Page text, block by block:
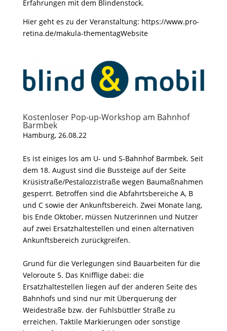
Erfahrungen mit dem Blindenstock.
Hier geht es zu der Veranstaltung: https://www.pro-
retina.de/makula-thementagWebsite
Kostenloser Pop-up-Workshop am Bahnhof
Barmbek
Hamburg, 26.08.22
Es ist einiges los am U- und S-Bahnhof Barmbek. Seit
dem 18. August sind die Bussteige auf der Seite
Krüsistraße/Pestalozzistraße wegen Baumaßnahmen
gesperrt. Betroffen sind die Abfahrtsbereiche A, B
und C sowie der Ankunftsbereich. Zwei Monate lang,
bis Ende Oktober, müssen Nutzerinnen und Nutzer
auf zwei Ersatzhaltestellen und einen alternativen
Ankunftsbereich zurückgreifen.
Grund für die Verlegungen sind Bauarbeiten für die
Veloroute 5. Das Knifflige dabei: die
Ersatzhaltestellen liegen auf der anderen Seite des
Bahnhofs und sind nur mit Überquerung der
Weidestraße bzw. der Fuhlsbüttler Straße zu
erreichen. Taktile Markierungen oder sonstige